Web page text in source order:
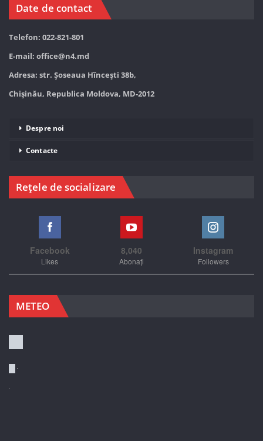
Date de contact
Telefon: 022-821-801
E-mail: office@n4.md
Adresa: str. Șoseaua Hînceşti 38b,
Chișinău, Republica Moldova, MD-2012
Despre noi
Contacte
Rețele de socializare
Facebook
Likes
8,040
Abonați
Instagram
Followers
METEO